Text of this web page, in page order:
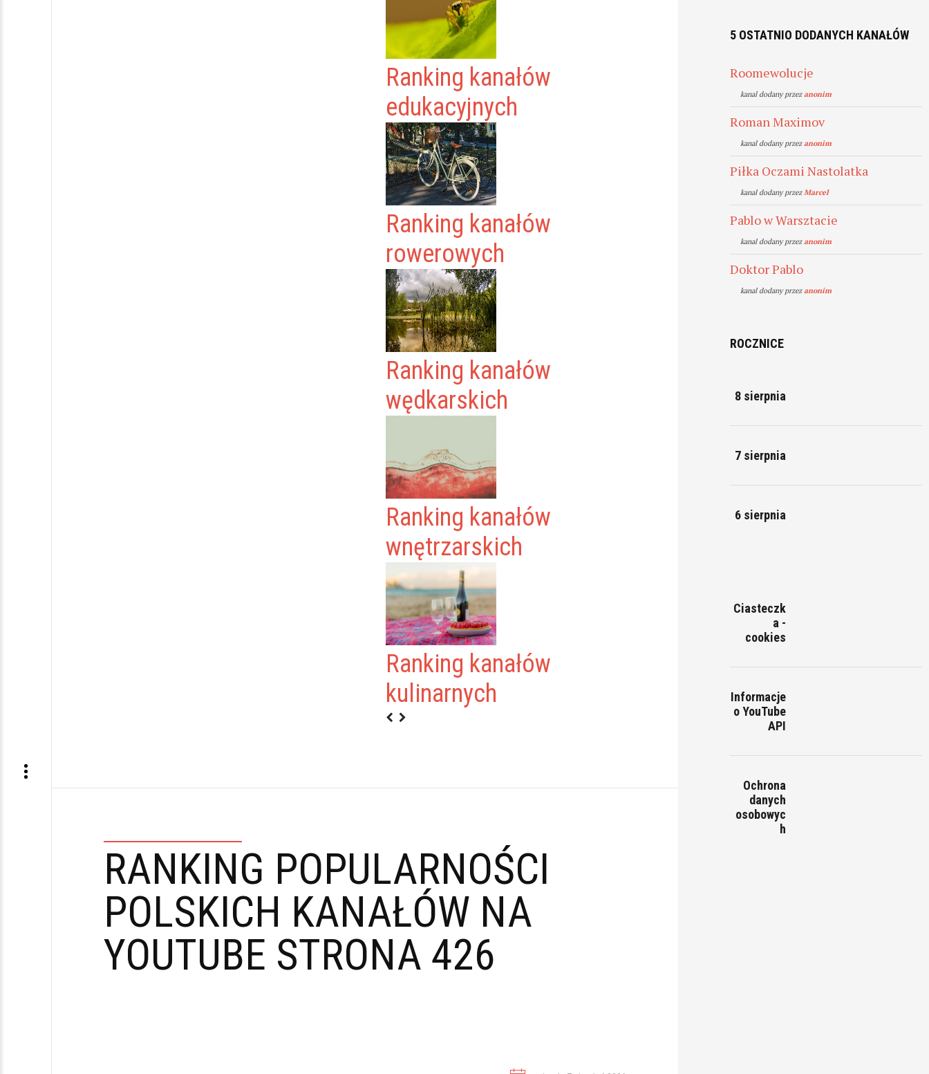
Ranking kanałów
edukacyjnych
Ranking kanałów
rowerowych
Ranking kanałów
wędkarskich
Ranking kanałów
wnętrzarskich
Ranking kanałów
kulinarnych
RANKING POPULARNOŚCI
POLSKICH KANAŁÓW NA
YOUTUBE STRONA 426
5 OSTATNIO DODANYCH KANAŁÓW
Roomewolucje
kanal dodany przezanonim
Roman Maximov
kanal dodany przezanonim
Piłka Oczami Nastolatka
kanal dodany przezMarcel
Pablo w Warsztacie
kanal dodany przezanonim
Doktor Pablo
kanal dodany przezanonim
ROCZNICE
8 sierpnia
7 sierpnia
6 sierpnia
Ciasteczk
a -
cookies
Informacje
o YouTube
API
Ochrona
danych
osobowyc
h